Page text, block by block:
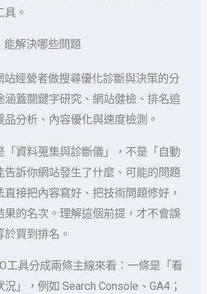
。
能解決哪些問題
站經營者做搜尋優化診斷與決策的分
涵蓋關鍵字研究、網站健檢、排名追
分析、內容優化與速度檢測。
「資料蒐集與診斷儀」，不是「自動
告訴你網站發生了什麼、可能的問題
接把內容寫好、把技術問題修好，
果的名次。理解這個前提，才不會誤
買到排名。
工具分成兩條主線來看：一條是「看
」，例如 Search Console、GA4；